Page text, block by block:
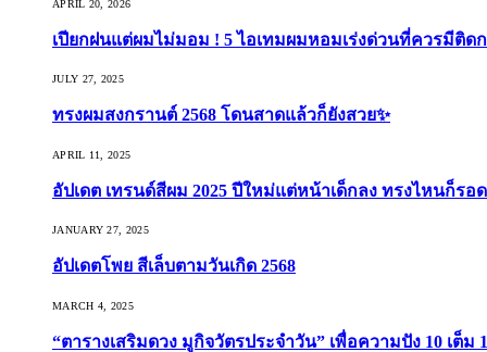
APRIL 20, 2026
เปียกฝนแต่ผมไม่มอม ! 5 ไอเทมผมหอมเร่งด่วนที่ควรมีติดก
JULY 27, 2025
ทรงผมสงกรานต์ 2568 โดนสาดแล้วก็ยังสวย✨
APRIL 11, 2025
อัปเดต เทรนด์สีผม 2025 ปีใหม่แต่หน้าเด็กลง ทรงไหนก็รอ
JANUARY 27, 2025
อัปเดตโพย สีเล็บตามวันเกิด 2568
MARCH 4, 2025
“ตารางเสริมดวง มูกิจวัตรประจำวัน” เพื่อความปัง 10 เต็ม